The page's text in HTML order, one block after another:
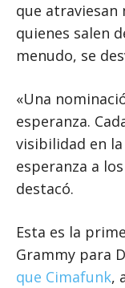
que atraviesan
quienes salen
menudo, se
«Una
esperanza.
visibilidad en
esperanza a
destacó.
Esta es la
Grammy para
que Cimafunk,